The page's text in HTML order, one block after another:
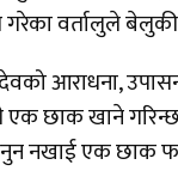
गरेका वर्तालुले
आराधना,
एक छाक खाने
नुन नखाई एक छाक